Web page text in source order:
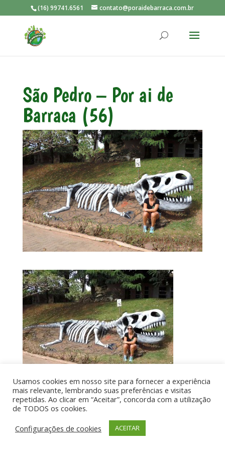
(16) 99741.6561 contato@poraidebarraca.com.br
São Pedro – Por ai de
Barraca (56)
por UIA WEB
Usamos cookies em nosso site para fornecer a experiência
mais relevante, lembrando suas preferências e visitas
repetidas. Ao clicar em “Aceitar”, concorda com a utilização
de TODOS os cookies.
Configurações de cookies
ACEITAR